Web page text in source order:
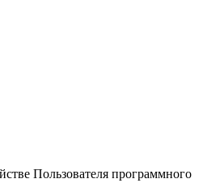
Пользователя программного